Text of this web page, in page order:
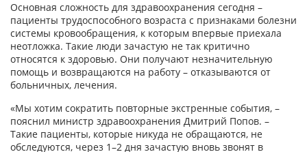
Основная сложность для здравоохранения сегодня –
пациенты трудоспособного возраста с признаками болезни
системы кровообращения, к которым впервые приехала
неотложка. Такие люди зачастую не так критично
относятся к здоровью. Они получают незначительную
помощь и возвращаются на работу – отказываются от
больничных, лечения.
«Мы хотим сократить повторные экстренные события, –
пояснил министр здравоохранения Дмитрий Попов. –
Такие пациенты, которые никуда не обращаются, не
обследуются, через 1–2 дня зачастую вновь звонят в